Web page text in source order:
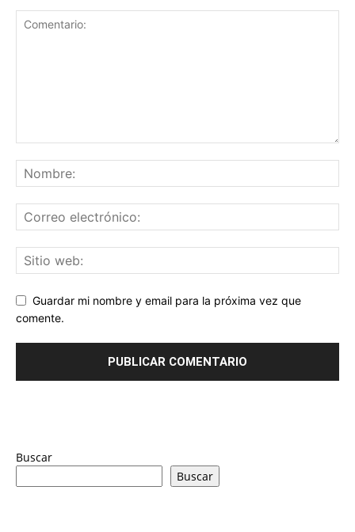
Guardar mi nombre y email para la próxima vez que
comente.
Buscar
Buscar